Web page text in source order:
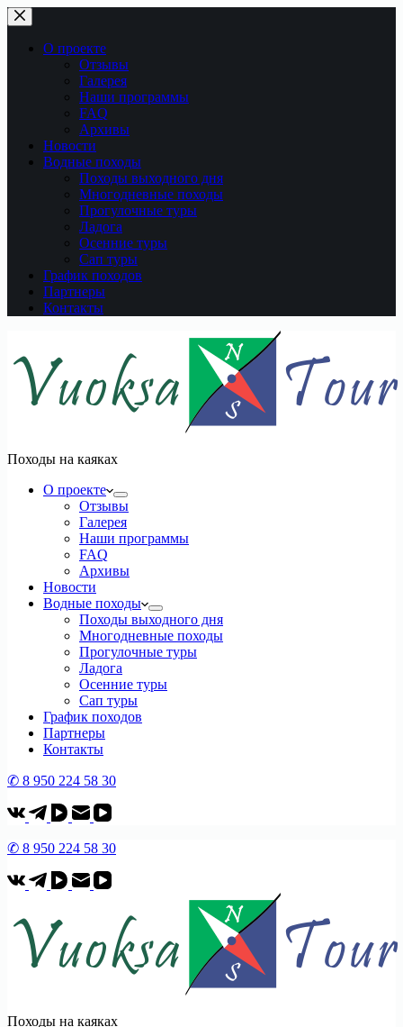
Перейти
к
сути
О проекте
Отзывы
Галерея
Наши программы
FAQ
Архивы
Новости
Водные походы
Походы выходного дня
Многодневные походы
Прогулочные туры
Ладога
Осенние туры
Сап туры
График походов
Партнеры
Контакты
Походы на каяках
О проекте
Отзывы
Галерея
Наши программы
FAQ
Архивы
Новости
Водные походы
Походы выходного дня
Многодневные походы
Прогулочные туры
Ладога
Осенние туры
Сап туры
График походов
Партнеры
Контакты
✆ 8 950 224 58 30
✆ 8 950 224 58 30
Походы на каяках